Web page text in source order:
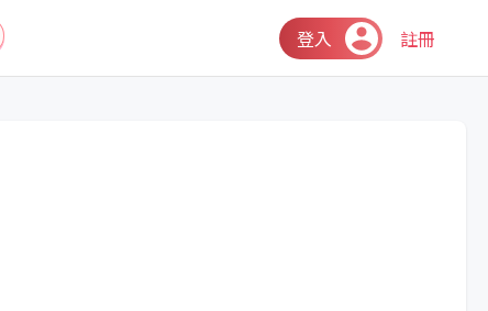
登入 註冊